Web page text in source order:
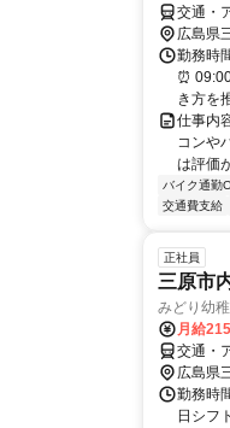
交通・
広島県
勤務時
⏰
き方を
仕事内
コンや
は評価
バイク通勤
交通費支給
正社員
三原市
みどり幼
月給
交通・
広島県
勤務時
日シフ